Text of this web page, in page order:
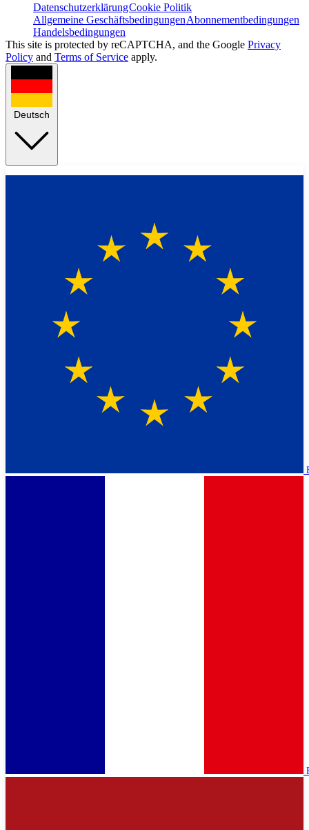
DatenschutzerklärungCookie Politik
Allgemeine GeschäftsbedingungenAbonnementbedingungen
Handelsbedingungen
This site is protected by reCAPTCHA, and the Google Privacy
Policy and Terms of Service apply.
Deutsch